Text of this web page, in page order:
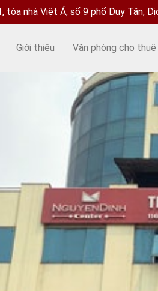
tòa nhà Việt Á, số 9 phố Duy Tân,
Giới thiệu Văn phòng cho thuê